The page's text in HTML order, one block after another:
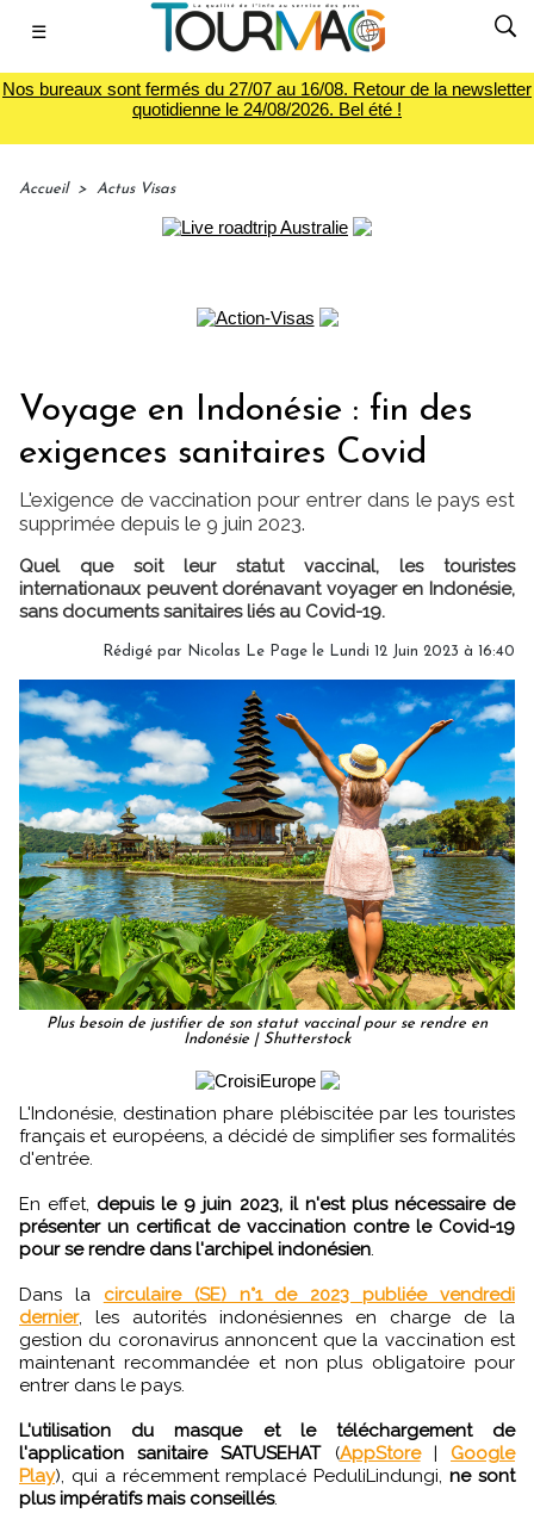
☰
Nos bureaux sont fermés du 27/07 au 16/08. Retour de la newsletter
quotidienne le 24/08/2026. Bel été !
Accueil > Actus Visas
Voyage en Indonésie : fin des
exigences sanitaires Covid
L'exigence de vaccination pour entrer dans le pays est
supprimée depuis le 9 juin 2023.
Quel que soit leur statut vaccinal, les touristes
internationaux peuvent dorénavant voyager en Indonésie,
sans documents sanitaires liés au Covid-19.
Rédigé par Nicolas Le Page le Lundi 12 Juin 2023 à 16:40
Plus besoin de justifier de son statut vaccinal pour se rendre en
Indonésie | Shutterstock
L'Indonésie, destination phare plébiscitée par les touristes
français et européens, a décidé de simplifier ses formalités
d'entrée.
En effet, depuis le 9 juin 2023, il n'est plus nécessaire de
présenter un certificat de vaccination contre le Covid-19
pour se rendre dans l'archipel indonésien.
Dans la circulaire (SE) n°1 de 2023 publiée vendredi
dernier, les autorités indonésiennes en charge de la
gestion du coronavirus annoncent que la vaccination est
maintenant recommandée et non plus obligatoire pour
entrer dans le pays.
L'utilisation du masque et le téléchargement de
l'application sanitaire SATUSEHAT(AppStore| Google
Play), qui a récemment remplacé PeduliLindungi,ne sont
plus impératifs mais conseillés.